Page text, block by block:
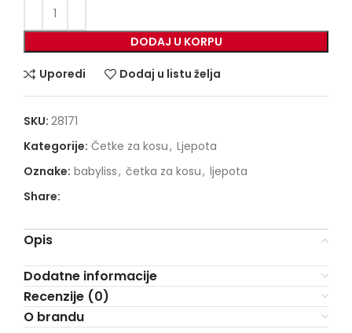
DODAJ U KORPU
Uporedi Dodaj u listu želja
SKU: 28171
Kategorije: Četke za kosu, Ljepota
Oznake: babyliss, četka za kosu, ljepota
Share:
Opis
Dodatne informacije
Recenzije (0)
O brandu